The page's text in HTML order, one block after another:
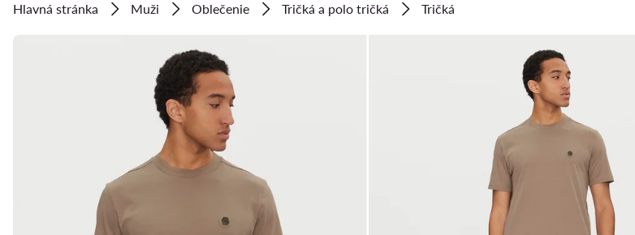
Hlavná stránka Muži Oblečenie Tričká a polo tričká Tričká